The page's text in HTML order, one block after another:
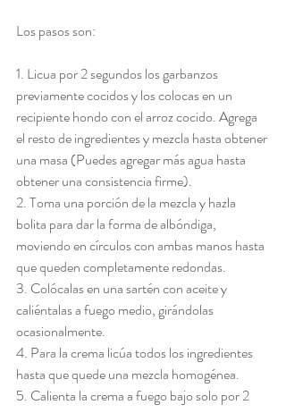
Los pasos son:
1. Licua por 2 segundos los garbanzos
previamente cocidos y los colocas en un
recipiente hondo con el arroz cocido. Agrega
el resto de ingredientes y mezcla hasta obtener
una masa (Puedes agregar más agua hasta
obtener una consistencia firme).
2. Toma una porción de la mezcla y hazla
bolita para dar la forma de albóndiga,
moviendo en círculos con ambas manos hasta
que queden completamente redondas.
3. Colócalas en una sartén con aceite y
caliéntalas a fuego medio, girándolas
ocasionalmente.
4. Para la crema licúa todos los ingredientes
hasta que quede una mezcla homogénea.
5. Calienta la crema a fuego bajo solo por 2